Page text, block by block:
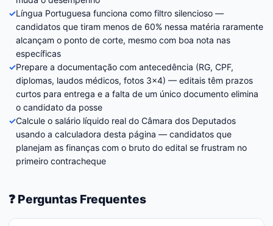
✓Língua Portuguesa funciona como filtro silencioso —
candidatos que tiram menos de 60% nessa matéria raramente
alcançam o ponto de corte, mesmo com boa nota nas
específicas
✓Prepare a documentação com antecedência (RG, CPF,
diplomas, laudos médicos, fotos 3×4) — editais têm prazos
curtos para entrega e a falta de um único documento elimina
o candidato da posse
✓Calcule o salário líquido real do Câmara dos Deputados
usando a calculadora desta página — candidatos que
planejam as finanças com o bruto do edital se frustram no
primeiro contracheque
❓ Perguntas Frequentes